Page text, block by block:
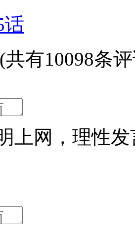
话
(共有10098条
上网，理性